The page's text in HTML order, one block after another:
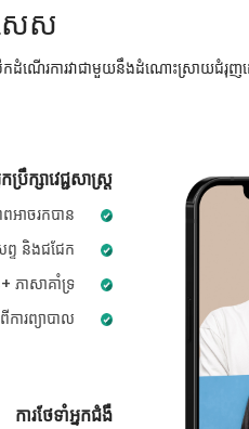
េស
ើកដំណើរការវាជាមួយនឹងដំណោះស្រាយជំរុ
រឹក្សាវេជ្ជសាស្ត្រ
អាចរកបាន
ទ និងជជែក
ភាសាគាំទ្រ
ារព្យាបាល
ការថែទាំអ្នកជំងឺ